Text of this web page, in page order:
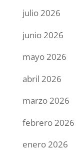
julio 2026
junio 2026
mayo 2026
abril 2026
marzo 2026
febrero 2026
enero 2026